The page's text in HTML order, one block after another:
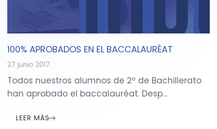
100% APROBADOS EN EL BACCALAURÉAT
27 junio 2017
Todos nuestros alumnos de 2º de Bachillerato
han aprobado el baccalauréat. Desp…
LEER MÁS